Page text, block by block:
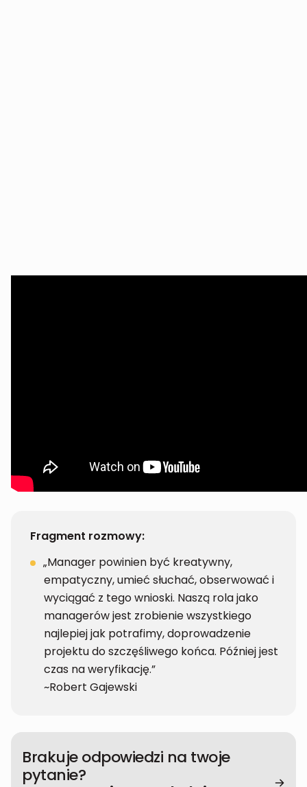
Fragment rozmowy:
„Manager powinien być kreatywny,
empatyczny, umieć słuchać, obserwować i
wyciągać z tego wnioski. Naszą rola jako
managerów jest zrobienie wszystkiego
najlepiej jak potrafimy, doprowadzenie
projektu do szczęśliwego końca. Później jest
czas na weryfikację.”
~Robert Gajewski
Brakuje odpowiedzi na twoje
pytanie?